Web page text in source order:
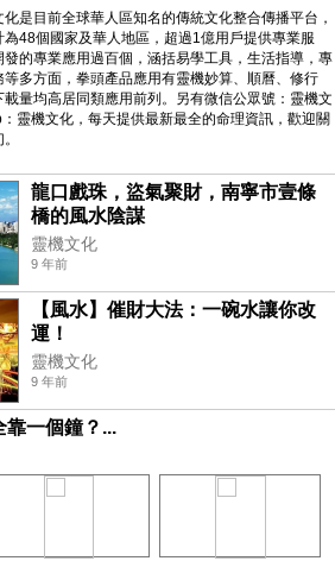
化是目前全球華人區知名的傳統文化整合傳播平台，
為48個國家及華人地區，超過1億用戶提供專業服
發的專業應用過百個，涵括易學工具，生活指導，專
等多方面，拳頭產品應用有靈機妙算、順曆、修行
載量均高居同類應用前列。另有微信公眾號：靈機文
靈機文化，每天提供最新最全的命理資訊，歡迎關
龍口戲珠，盜氣聚財，南寧市壹條
橋的風水陰謀
靈機文化
9 年前
【風水】催財大法：一碗水讓你改
運！
靈機文化
9 年前
靠一個鐘？...